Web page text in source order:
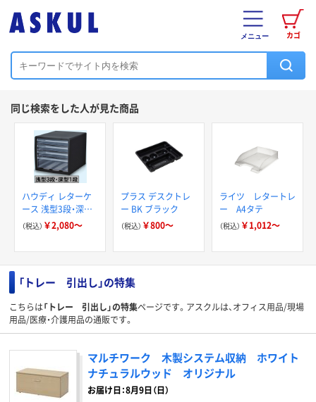
カゴ
メニュー
同じ検索をした人が見た商品
ハウディ レターケ
ース 浅型3段・深型1
段
（税込） ￥2,080～
プラス デスクトレ
ー BK ブラック
（税込） ￥800～
ライツ レタートレ
ー A4タテ
（税込） ￥1,012～
「トレー 引出し」の特集
こちらは「トレー 引出し」の特集ページです。アスクルは、オフィス用品/現場
用品/医療・介護用品の通販です。
マルチワーク 木製システム収納 ホワイト
ナチュラルウッド オリジナル
お届け日：8月9日（日）